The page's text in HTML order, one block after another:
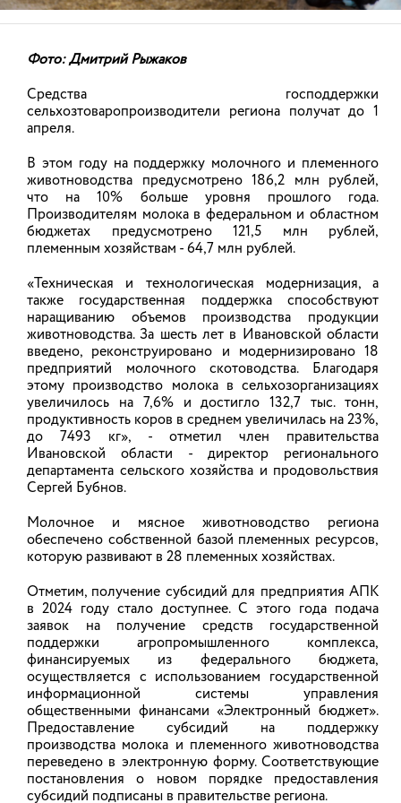
В Ивановской области по итогам
конкурсного отбора 14 фермеров
получили господдержку на развитие
сельхозпроизводства
05.08.2026 подробнее
НОВОСТИ
АНОНСЫ
На фестивале «Уводь-фест» будет
работать ярмарка фермерских
Городской фестиваль «Уводь-фест», который в
этом году посвящен 155-летию Иванова,
фестиваля активности запланированы на 25
ивановских площадках.
07.08.2026
Ивановский сыродел удостоен
возможности представить свою
продукцию на Международном
уровне
1из1Скачать фото
Член Правительства Ивановской области — директор
Департамента сельского хозяйства и продовольствия
Ивановской области Телефон: (4932) 32-71-28
Фото: Дмитрий Рыжаков
Средства господдержки
сельхозтоваропроизводители региона получат до 1
апреля.
В этом году на поддержку молочного и племенного
животноводства предусмотрено 186,2 млн рублей,
что на 10% больше уровня прошлого года.
Производителям молока в федеральном и областном
бюджетах предусмотрено 121,5 млн рублей,
племенным хозяйствам - 64,7 млн рублей.
«Техническая и технологическая модернизация, а
также государственная поддержка способствуют
наращиванию объемов производства продукции
животноводства. За шесть лет в Ивановской области
введено, реконструировано и модернизировано 18
предприятий молочного скотоводства. Благодаря
этому производство молока в сельхозорганизациях
увеличилось на 7,6% и достигло 132,7 тыс. тонн,
продуктивность коров в среднем увеличилась на 23%,
до 7493 кг», - отметил член правительства
Ивановской области - директор регионального
департамента сельского хозяйства и продовольствия
Сергей Бубнов.
Молочное и мясное животноводство региона
обеспечено собственной базой племенных ресурсов,
которую развивают в 28 племенных хозяйствах.
Отметим, получение субсидий для предприятия АПК
в 2024 году стало доступнее. С этого года подача
заявок на получение средств государственной
поддержки агропромышленного комплекса,
финансируемых из федерального бюджета,
осуществляется с использованием государственной
информационной системы управления
общественными финансами «Электронный бюджет».
Предоставление субсидий на поддержку
производства молока и племенного животноводства
переведено в электронную форму. Соответствующие
постановления о новом порядке предоставления
субсидий подписаны в правительстве региона.